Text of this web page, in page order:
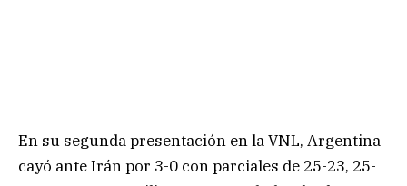
En su segunda presentación en la VNL, Argentina
cayó ante Irán por 3-0 con parciales de 25-23, 25-